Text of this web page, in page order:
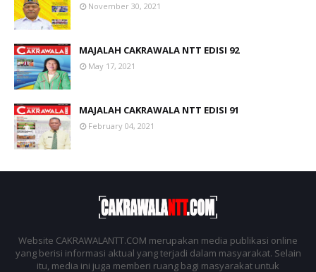
November 30, 2021
MAJALAH CAKRAWALA NTT EDISI 92
May 17, 2021
MAJALAH CAKRAWALA NTT EDISI 91
February 04, 2021
Website CAKRAWALANTT.COM merupakan media publikasi online
yang berisi informasi aktual yang terjadi dalam masyarakat. Selain
itu, media ini juga memberi ruang bagi masyarakat untuk